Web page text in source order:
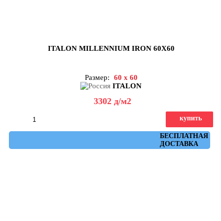
ITALON MILLENNIUM IRON 60X60
Размер:
60 x 60
ITALON
3302 д/м2
БЕСПЛАТНАЯ
ДОСТАВКА
купить